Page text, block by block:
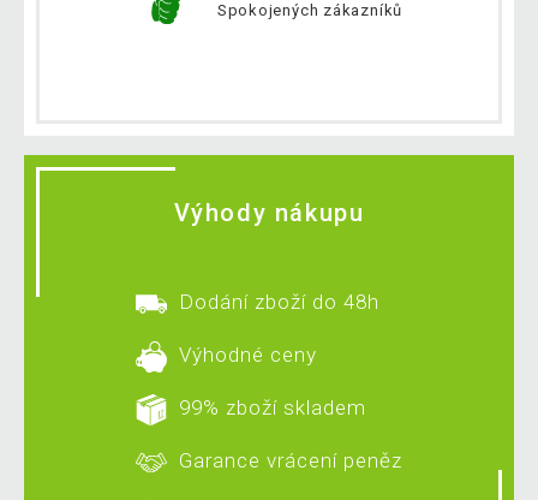
Spokojených zákazníků
Výhody nákupu
Dodání zboží do 48h
Výhodné ceny
99% zboží skladem
Garance vrácení peněz